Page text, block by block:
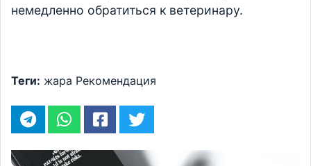
немедленно обратиться к ветеринару.
Теги: жара Рекомендация